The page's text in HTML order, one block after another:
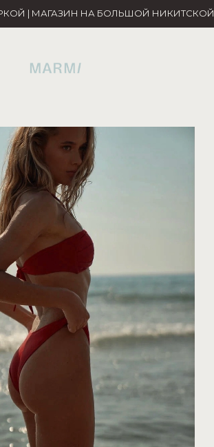
| МАГАЗИН НА БОЛЬШОЙ НИКИТСКОЙ